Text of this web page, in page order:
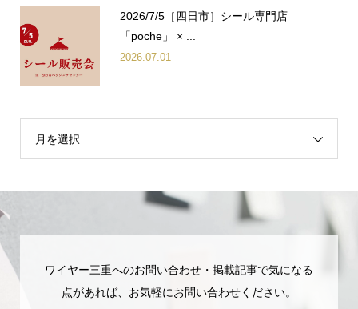
2026/7/5［四日市］シール専門店
「poche」 × ...
2026.07.01
月を選択
ワイヤー三重へのお問い合わせ・掲載記事で気になる
点があれば、お気軽にお問い合わせください。